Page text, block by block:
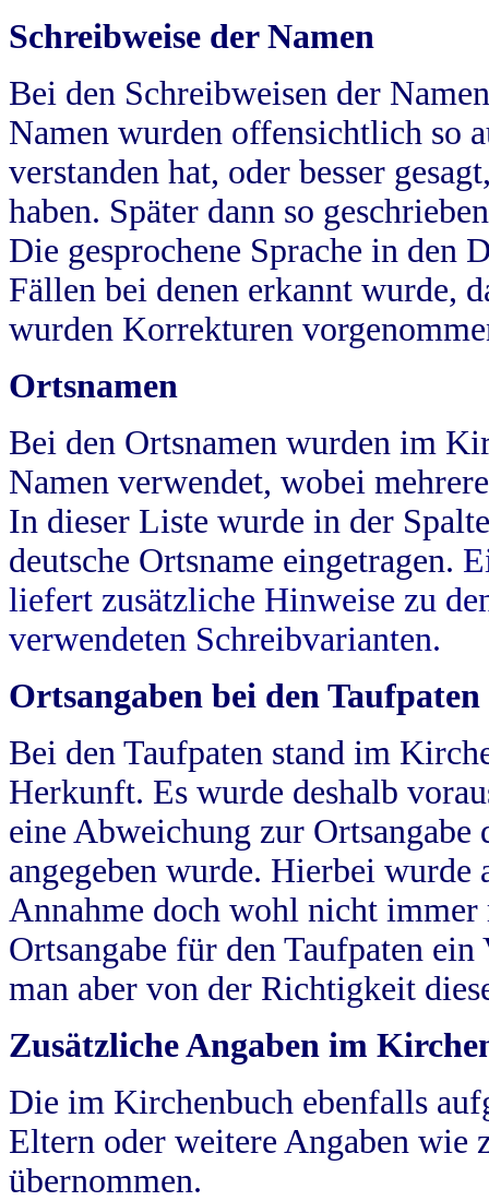
Schreibweise der Namen
Bei den Schreibweisen der
Namen wurden offensichtlich so
verstanden hat, oder besser
haben. Später dann so
Die gesprochene Sprache in
Fällen bei denen erkannt wurde,
wurden Korrekturen
Ortsnamen
Bei den Ortsnamen wurden im
Namen verwendet, wobei
In dieser Liste wurde in der
deutsche Ortsname eingetragen.
liefert zusätzliche Hinweise zu
verwendeten Schreibvarianten.
Ortsangaben bei den Taufpaten
Bei den Taufpaten stand im
Herkunft. Es wurde deshalb
eine Abweichung zur
angegeben wurde. Hierbei wurde
Annahme doch wohl nicht
Ortsangabe für den Taufpaten
man aber von der Richtigkeit
Zusätzliche Angaben im
Die im Kirchenbuch ebenfalls
Eltern oder weitere Angaben wie
übernommen.